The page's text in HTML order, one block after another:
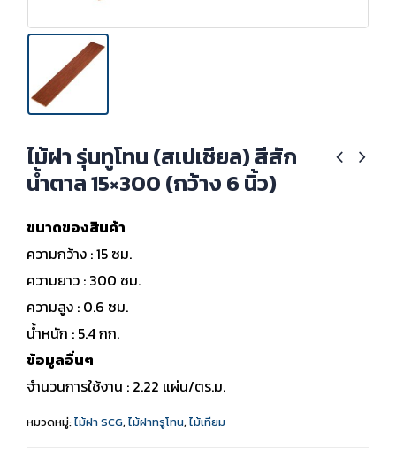
ไม้ฝา รุ่นทูโทน (สเปเชียล) สีสัก
น้ำตาล 15×300 (กว้าง 6 นิ้ว)
ขนาดของสินค้า
ความกว้าง : 15 ซม.
ความยาว : 300 ซม.
ความสูง : 0.6 ซม.
น้ำหนัก : 5.4 กก.
ข้อมูลอื่นๆ
จำนวนการใช้งาน : 2.22 แผ่น/ตร.ม.
หมวดหมู่:ไม้ฝา SCG, ไม้ฝาทรูโทน, ไม้เทียม